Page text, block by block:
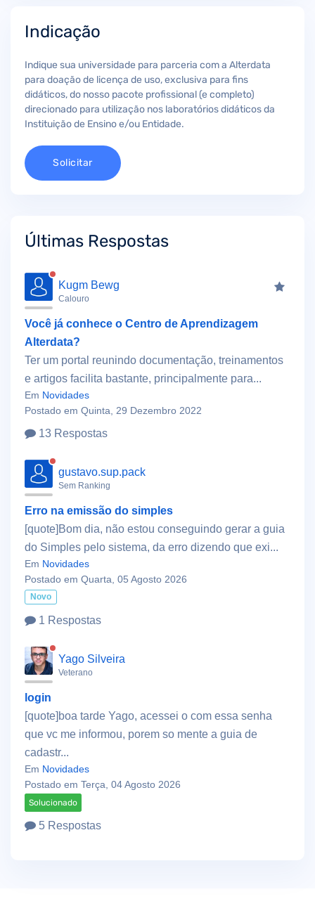
Indicação
Indique sua universidade para parceria com a Alterdata
para doação de licença de uso, exclusiva para fins
didáticos, do nosso pacote profissional (e completo)
direcionado para utilização nos laboratórios didáticos da
Instituição de Ensino e/ou Entidade.
Solicitar
Últimas Respostas
Kugm Bewg
Calouro
Você já conhece o Centro de Aprendizagem
Alterdata?
Ter um portal reunindo documentação, treinamentos
e artigos facilita bastante, principalmente para...
Em Novidades
Postado em Quinta, 29 Dezembro 2022
13 Respostas
gustavo.sup.pack
Sem Ranking
Erro na emissão do simples
[quote]Bom dia, não estou conseguindo gerar a guia
do Simples pelo sistema, da erro dizendo que exi...
Em Novidades
Postado em Quarta, 05 Agosto 2026
Novo
1 Respostas
Yago Silveira
Veterano
login
[quote]boa tarde Yago, acessei o com essa senha
que vc me informou, porem so mente a guia de
cadastr...
Em Novidades
Postado em Terça, 04 Agosto 2026
Solucionado
5 Respostas